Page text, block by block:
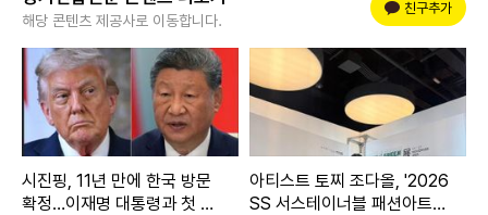
해당 콘텐츠 제공사로 이동합니다.
친구추가
시진핑, 11년 만에 한국 방문
확정…이재명 대통령과 첫 정
아티스트 토찌 조다올, '2026
SS 서스테이너블 패션아트쇼